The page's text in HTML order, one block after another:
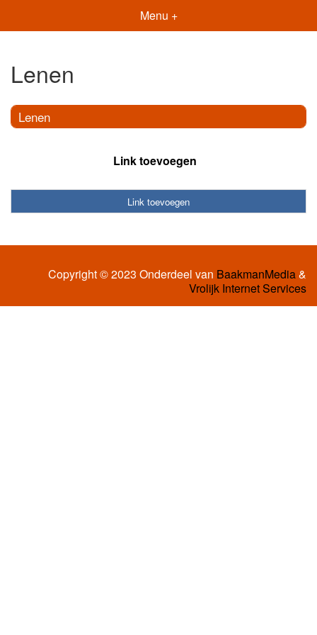
Menu +
Lenen
Lenen
Link toevoegen
Link toevoegen
Copyright © 2023 Onderdeel van BaakmanMedia&
Vrolijk Internet Services